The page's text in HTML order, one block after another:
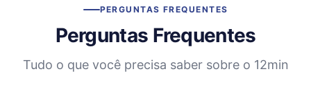
PERGUNTAS FREQUENTES
Perguntas Frequentes
Tudo o que você precisa saber sobre o 12min